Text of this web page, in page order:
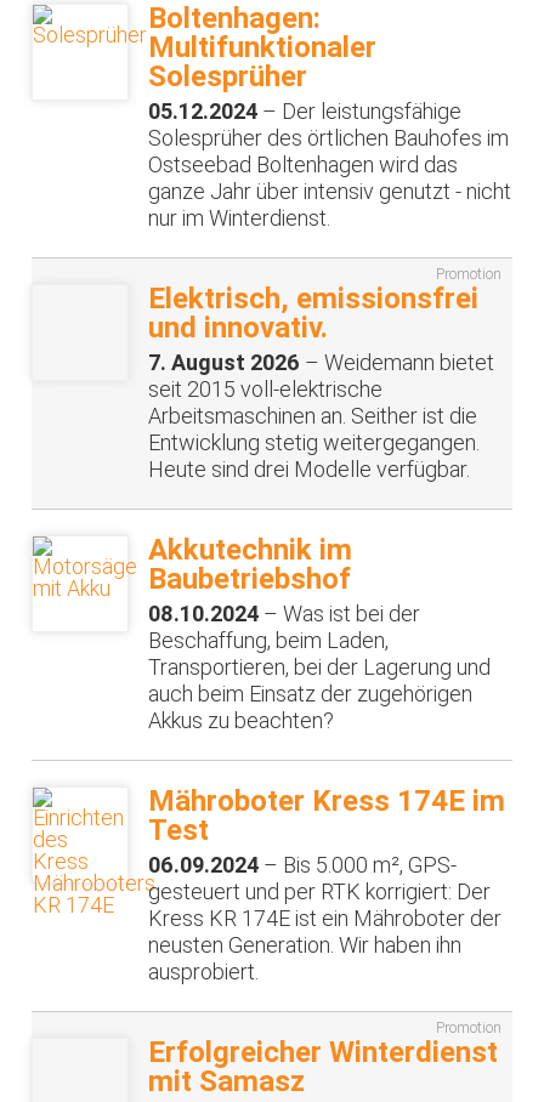
Boltenhagen:
Multifunktionaler
Solesprüher
05.12.2024 – Der leistungsfähige
Solesprüher des örtlichen Bauhofes im
Ostseebad Boltenhagen wird das
ganze Jahr über intensiv genutzt - nicht
nur im Winterdienst.
Promotion
Elektrisch, emissionsfrei
und innovativ.
7. August 2026 – Weidemann bietet
seit 2015 voll-elektrische
Arbeitsmaschinen an. Seither ist die
Entwicklung stetig weitergegangen.
Heute sind drei Modelle verfügbar.
Akkutechnik im
Baubetriebshof
08.10.2024 – Was ist bei der
Beschaffung, beim Laden,
Transportieren, bei der Lagerung und
auch beim Einsatz der zugehörigen
Akkus zu beachten?
Mähroboter Kress 174E im
Test
06.09.2024 – Bis 5.000 m², GPS-
gesteuert und per RTK korrigiert: Der
Kress KR 174E ist ein Mähroboter der
neusten Generation. Wir haben ihn
ausprobiert.
Promotion
Erfolgreicher Winterdienst
mit Samasz